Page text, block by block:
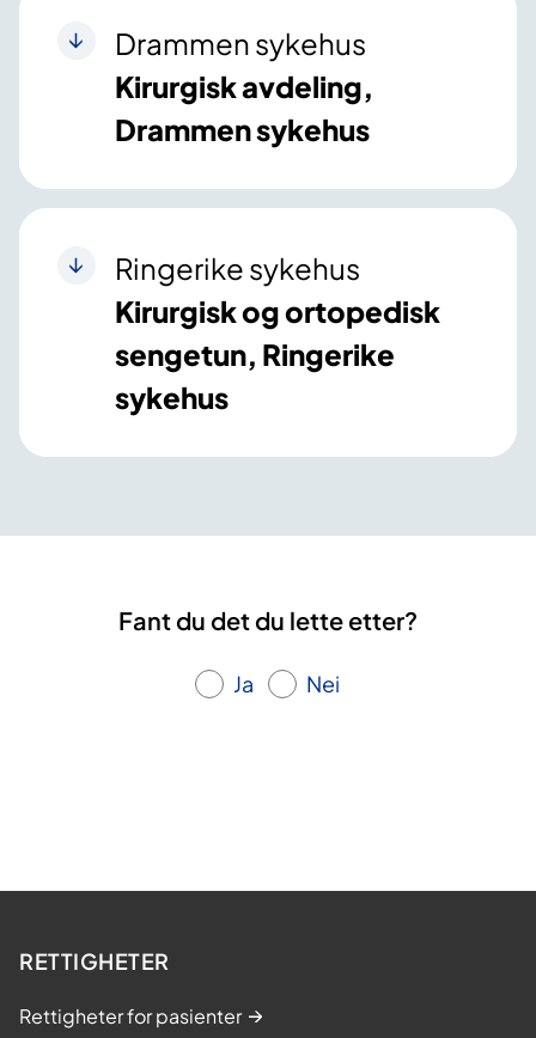
Drammen sykehus
Kirurgisk avdeling,
Drammen sykehus
Ringerike sykehus
Kirurgisk og ortopedisk
sengetun, Ringerike
sykehus
Fant du det du lette etter?
Ja Nei
RETTIGHETER
Rettigheter for pasienter